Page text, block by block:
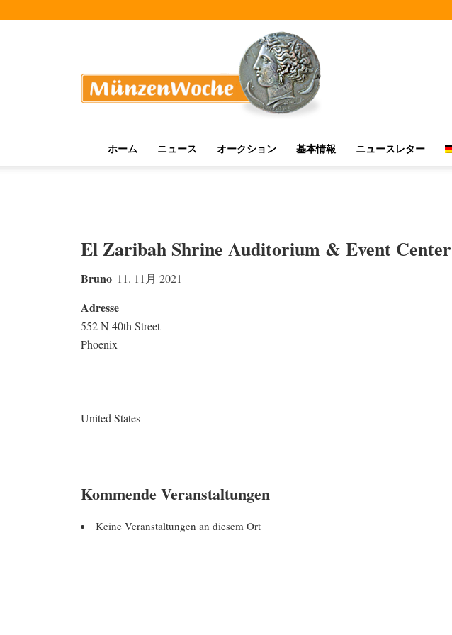
ホーム ニュース オークション 基本情報 ニュースレター
El Zaribah Shrine Auditorium & Event Center
Bruno 11. 11月 2021
Adresse
552 N 40th Street
Phoenix
United States
Kommende Veranstaltungen
Keine Veranstaltungen an diesem Ort